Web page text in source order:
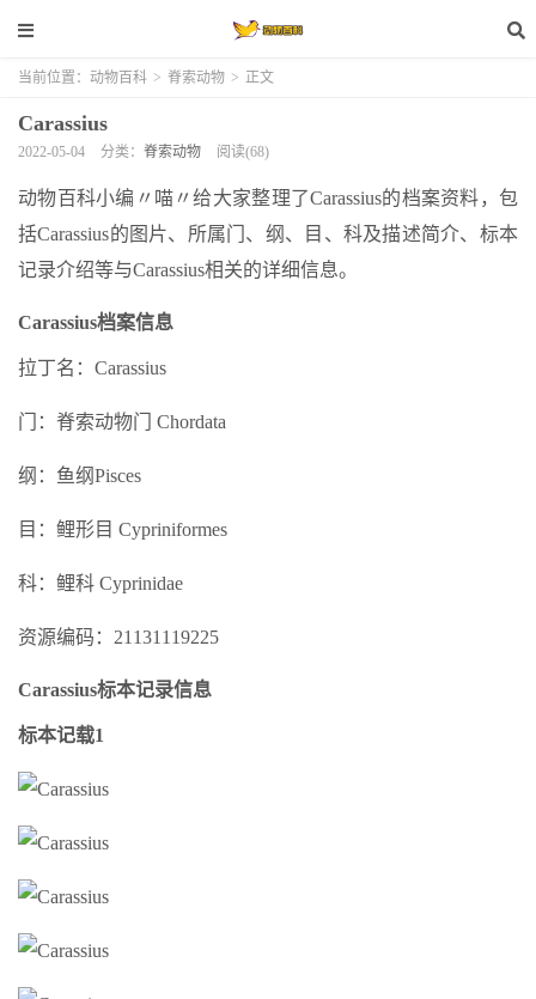
当前位置： 动物百科 > 脊索动物 > 正文
Carassius
2022-05-04 分类： 脊索动物 阅读(68)
动物百科小编〃喵〃给大家整理了Carassius的档案资料，包
括Carassius的图片、所属门、纲、目、科及描述简介、标本
记录介绍等与Carassius相关的详细信息。
Carassius档案信息
拉丁名：Carassius
门：脊索动物门 Chordata
纲：鱼纲Pisces
目：鲤形目 Cypriniformes
科：鲤科 Cyprinidae
资源编码：21131119225
Carassius标本记录信息
标本记载1